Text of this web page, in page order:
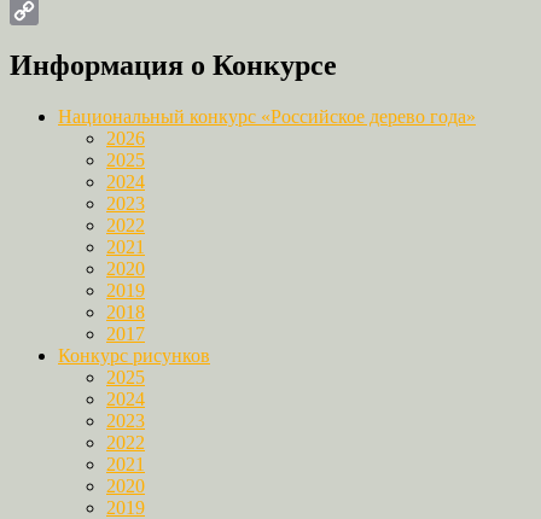
Email
Link
Информация о Конкурсе
Национальный конкурс «Российское дерево года»
2026
2025
2024
2023
2022
2021
2020
2019
2018
2017
Конкурс рисунков
2025
2024
2023
2022
2021
2020
2019